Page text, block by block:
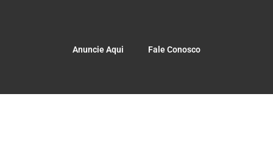
Anuncie Aqui Fale Conosco